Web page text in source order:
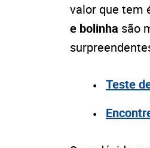
valor que tem
e bolinha são
Teste